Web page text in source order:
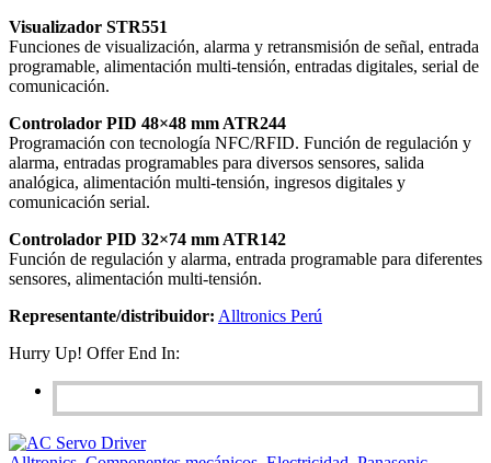
Visualizador STR551
Funciones de visualización, alarma y retransmisión de señal, entrada
programable, alimentación multi-tensión, entradas digitales, serial de
comunicación.
Controlador PID 48×48 mm ATR244
Programación con tecnología NFC/RFID. Función de regulación y
alarma, entradas programables para diversos sensores, salida
analógica, alimentación multi-tensión, ingresos digitales y
comunicación serial.
Controlador PID 32×74 mm ATR142
Función de regulación y alarma, entrada programable para diferentes
sensores, alimentación multi-tensión.
Representante/distribuidor: Alltronics Perú
Hurry Up! Offer End In: